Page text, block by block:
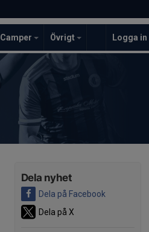
Camper Övrigt Logga in
Dela nyhet
Dela på Facebook
Dela på X